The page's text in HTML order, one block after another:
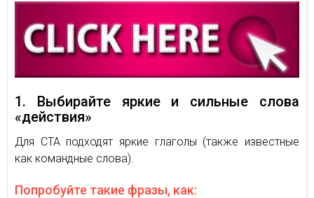
1. Выбирайте яркие и сильные слова
«действия»
Для СТА подходят яркие глаголы (также известные
как командные слова).
Попробуйте такие фразы, как: